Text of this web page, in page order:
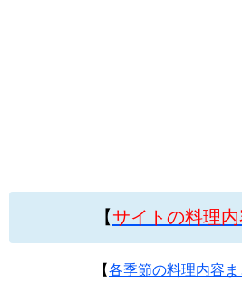
【サイトの料理
【各季節の料理内容